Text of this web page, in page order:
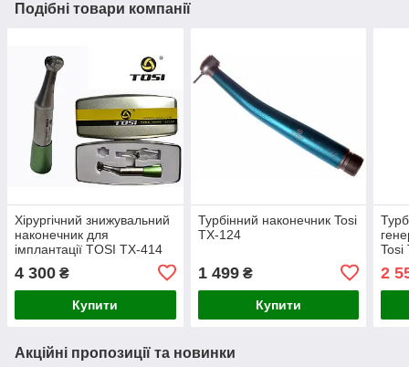
Подібні товари компанії
Хірургічний знижувальний
наконечник для
імплантації TOSI TX-414
4 300 ₴
Купити
Турбінний наконечник Tosi
TX-124
1 499₴
Купити
2
Акційні пропозиції та новинки